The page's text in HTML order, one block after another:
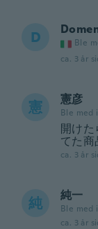
D Ble
ca. 3 år
憲 憲彦
Ble med
開け
てた商
ca. 3 år
純 純一
Ble med
ca. 3 år